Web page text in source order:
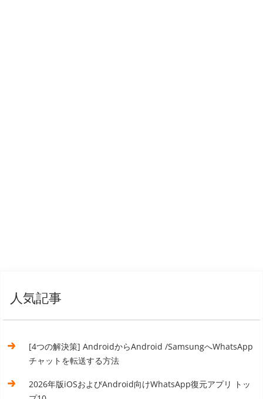
人気記事
[4つの解決策] AndroidからAndroid /SamsungへWhatsApp
チャットを転送する方法
2026年版iOSおよびAndroid向けWhatsApp復元アプリ トッ